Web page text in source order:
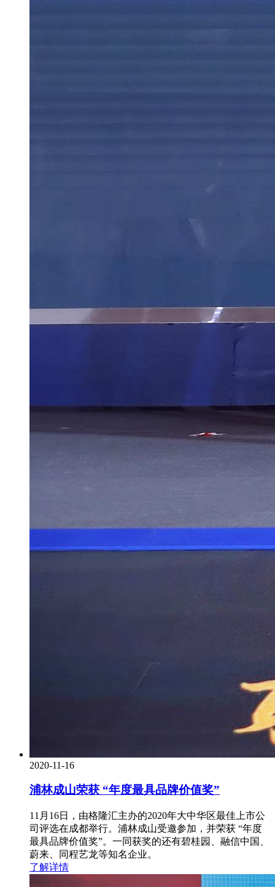
2020-11-16
浦林成山荣获 “年度最具品牌价值奖”
11月16日，由格隆汇主办的2020年大中华区最佳上市公
司评选在成都举行。浦林成山受邀参加，并荣获 “年度
最具品牌价值奖”。一同获奖的还有碧桂园、融信中国、
蔚来、同程艺龙等知名企业。
了解详情